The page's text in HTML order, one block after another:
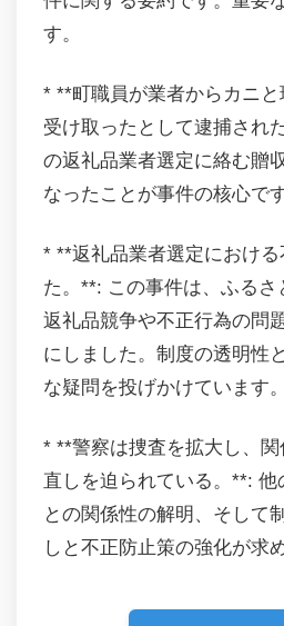
す。
* **町職員が業者からカニ
受け取ったとして逮捕され
の返礼品業者選定に絡む贈
なったことが事件の核心です
* **返礼品業者選定におけ
た。**: この事件は、ふるさ
返礼品競争や不正行為の問
にしました。制度の透明性
な疑問を投げかけています。
* **警察は捜査を拡大し、
直しを迫られている。**:
との関係性の解明、そして
しと不正防止策の強化が求